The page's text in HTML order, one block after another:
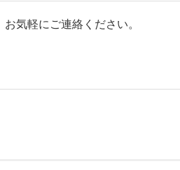
気軽にご連絡ください。